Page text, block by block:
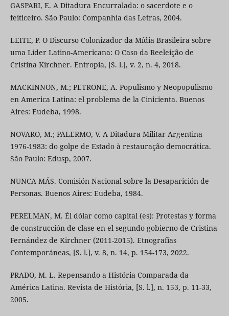
GASPARI, E. A Ditadura Encurralada: o sacerdote e o
feiticeiro. São Paulo: Companhia das Letras, 2004.
LEITE, P. O Discurso Colonizador da Mídia Brasileira sobre
uma Líder Latino-Americana: O Caso da Reeleição de
Cristina Kirchner. Entropia, [S. l.], v. 2, n. 4, 2018.
MACKINNON, M.; PETRONE, A. Populismo y Neopopulismo
en America Latina: el problema de la Cinicienta. Buenos
Aires: Eudeba, 1998.
NOVARO, M.; PALERMO, V. A Ditadura Militar Argentina
1976-1983: do golpe de Estado à restauração democrática.
São Paulo: Edusp, 2007.
NUNCA MÁS. Comisión Nacional sobre la Desaparición de
Personas. Buenos Aires: Eudeba, 1984.
PERELMAN, M. Él dólar como capital (es): Protestas y forma
de construcción de clase en el segundo gobierno de Cristina
Fernández de Kirchner (2011-2015). Etnografías
Contemporáneas, [S. l.], v. 8, n. 14, p. 154-173, 2022.
PRADO, M. L. Repensando a História Comparada da
América Latina. Revista de História, [S. l.], n. 153, p. 11-33,
2005.